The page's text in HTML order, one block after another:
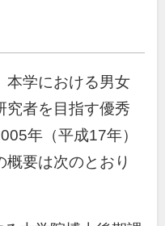
本学における男女
究者を目指す優秀
年（平成17年）
概要は次のとおり